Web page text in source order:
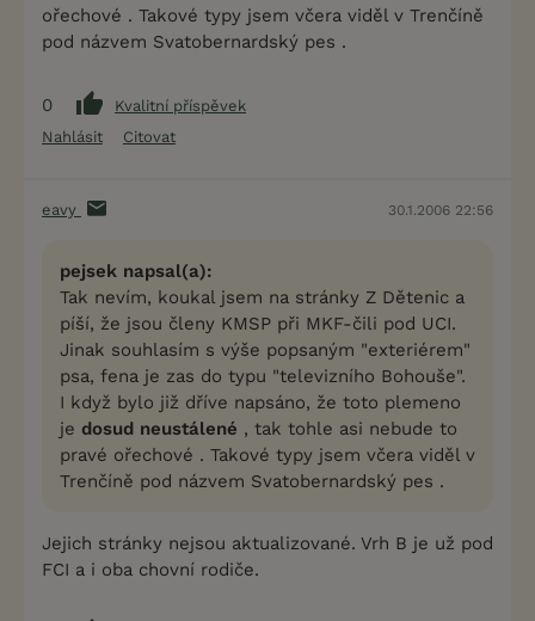
ořechové . Takové typy jsem včera viděl v Trenčíně
pod názvem Svatobernardský pes .
0
Kvalitní příspěvek
Nahlásit
Citovat
eavy 30.1.2006 22:56
pejsek napsal(a):
Tak nevím, koukal jsem na stránky Z Dětenic a
píší, že jsou členy KMSP při MKF-čili pod UCI.
Jinak souhlasím s výše popsaným "exteriérem"
psa, fena je zas do typu "televizního Bohouše".
I když bylo již dříve napsáno, že toto plemeno
je dosud neustálené , tak tohle asi nebude to
pravé ořechové . Takové typy jsem včera viděl v
Trenčíně pod názvem Svatobernardský pes .
Jejich stránky nejsou aktualizované. Vrh B je už pod
FCI a i oba chovní rodiče.